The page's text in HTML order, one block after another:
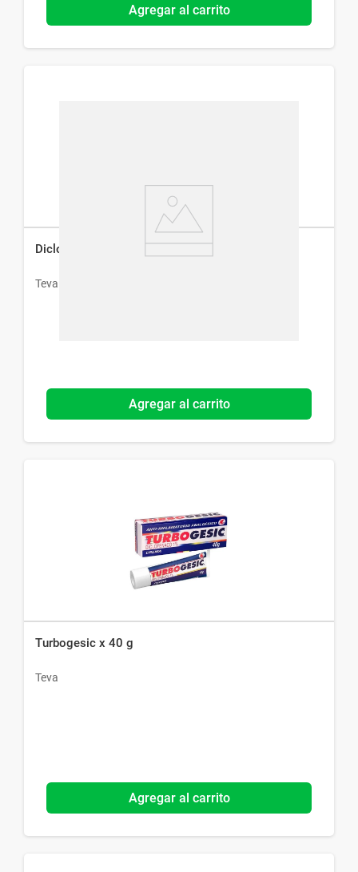
Agregar al carrito
Diclorazida x 20 Comprimidos
Teva
Agregar al carrito
Turbogesic x 40 g
Teva
Agregar al carrito